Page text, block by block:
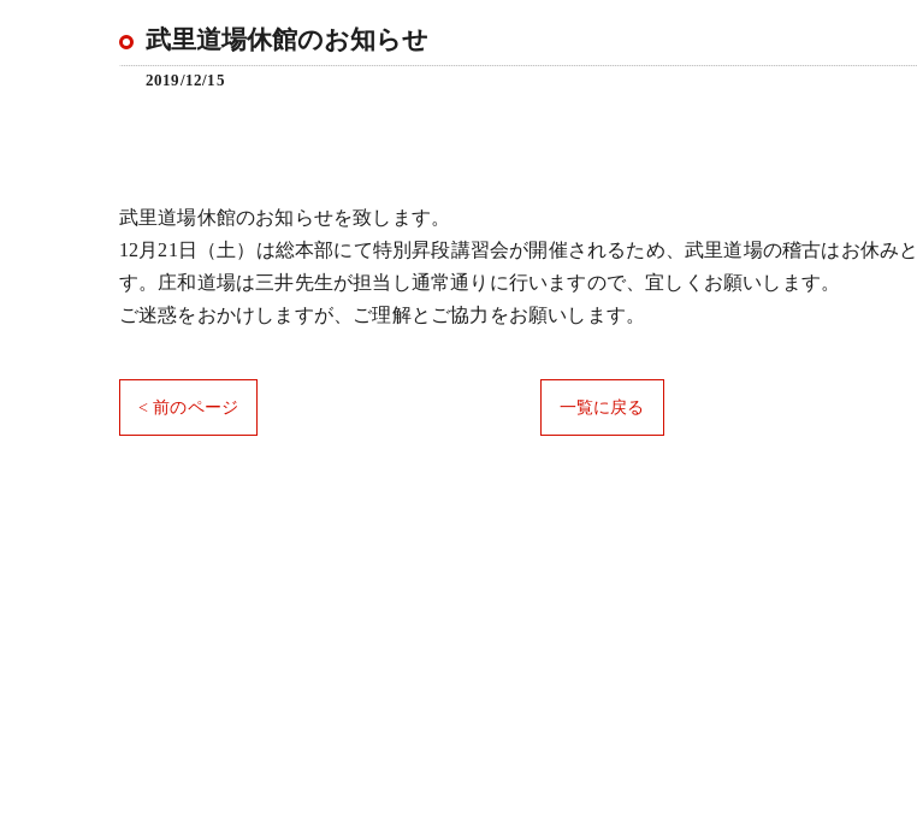
武里道場休館のお知らせ
2019/12/15
武里道場休館のお知らせを致します。
12月21日（土） は総本部にて特別昇段講習会が開催されるため、武里道場の稽古はお休み
す。
庄和道場は三井先生が担当し通常通りに行いますので、宜しくお願いします。
ご迷惑をおかけしますが、ご理解とご協力をお願いします。
< 前のページ 一覧に戻る